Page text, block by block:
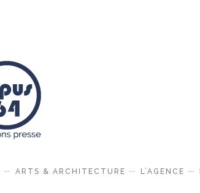
ARTS & ARCHITECTURE L’AGENCE